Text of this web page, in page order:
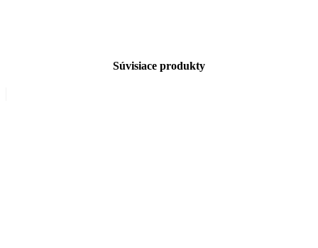
Súvisiace produkty